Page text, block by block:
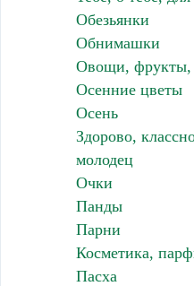
Обезьянки
Обнимашки
Овощи, фрукты,
Осенние цветы
Осень
Здорово,
молодец
Очки
Панды
Парни
Косметика,
Пасха